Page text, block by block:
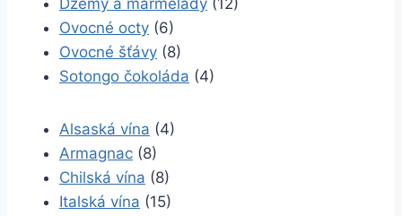
Džemy a marmelády (12)
Ovocné octy (6)
Ovocné šťávy (8)
Sotongo čokoláda (4)
Alsaská vína (4)
Armagnac (8)
Chilská vína (8)
Italská vína (15)